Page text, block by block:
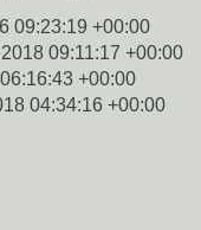
09:23:19 +00:00
09:11:17 +00:00
+00:00
04:34:16 +00:00